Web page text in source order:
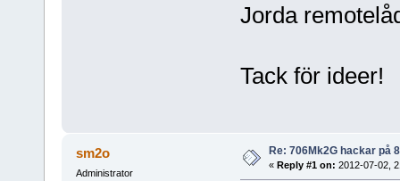
Jorda
Tack för ideer!
sm2o
Administrator
Re: 706Mk2G hackar på
« Reply #1 on: 2012-07-02,